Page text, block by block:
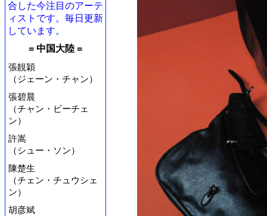
合した今注目のアーテ
ィストです。毎日更新
しています。
= 中国大陸 =
張靚穎
（ジェーン・チャン）
張碧晨
（チャン・ビーチェ
ン）
許嵩
（シュー・ソン）
陳楚生
（チェン・チュウシェ
ン）
胡彦斌